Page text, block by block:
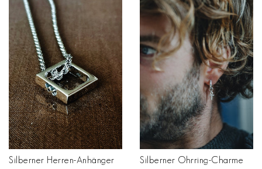
Silberner Herren-Anhänger
Silberner Ohrring-Charme